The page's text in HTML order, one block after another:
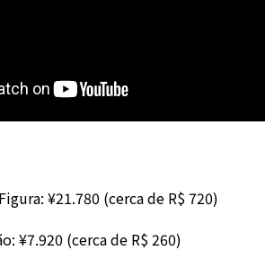
¥21.780 (cerca de R$ 720)
¥7.920 (cerca de R$ 260)